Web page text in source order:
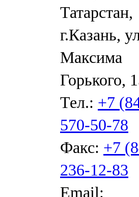
Татарстан,
г.Казань,
Максима
Горького,
Тел.: +7
570-50-78
Факс: +7
236-12-83
Email: